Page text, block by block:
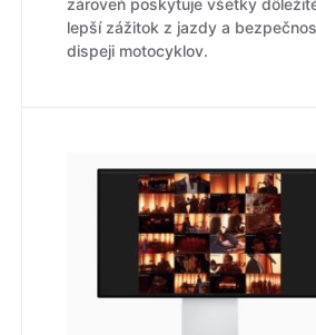
zároveň poskytuje všetky
lepší zážitok z jazdy a
dispeji motocyklov.